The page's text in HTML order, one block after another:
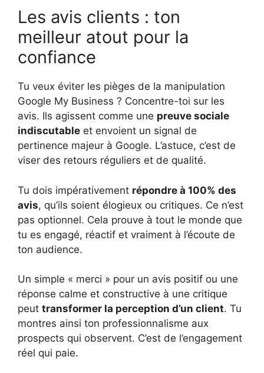
Les avis clients : ton
meilleur atout pour la
confiance
Tu veux éviter les pièges de la manipulation
Google My Business ? Concentre-toi sur les
avis. Ils agissent comme une preuve sociale
indiscutable et envoient un signal de
pertinence majeur à Google. L’astuce, c’est de
viser des retours réguliers et de qualité.
Tu dois impérativement répondre à 100% des
avis, qu’ils soient élogieux ou critiques. Ce n’est
pas optionnel. Cela prouve à tout le monde que
tu es engagé, réactif et vraiment à l’écoute de
ton audience.
Un simple « merci » pour un avis positif ou une
réponse calme et constructive à une critique
peut transformer la perception d’un client. Tu
montres ainsi ton professionnalisme aux
prospects qui observent. C’est de l’engagement
réel qui paie.